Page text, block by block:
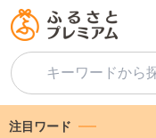
注目ワード